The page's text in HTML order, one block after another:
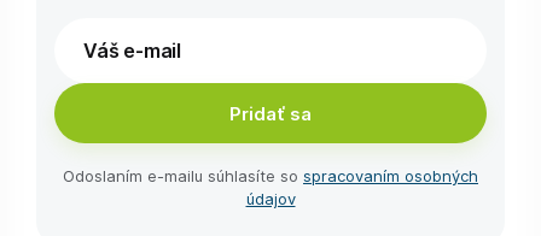
Pridať sa
Odoslaním e-⁠mailu súhlasíte so spracovaním osobných
údajov